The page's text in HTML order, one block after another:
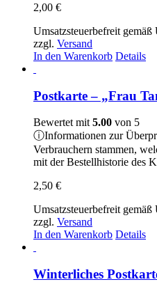
2,00 €
Umsatzsteuerbefreit gemäß
zzgl. Versand
In den Warenkorb Details
Postkarte – „Frau
Bewertet mit 5.00 von 5
ⓘInformationen zur
Verbrauchern stammen,
mit der Bestellhistorie des
2,50 €
Umsatzsteuerbefreit gemäß
zzgl. Versand
In den Warenkorb Details
Winterliches